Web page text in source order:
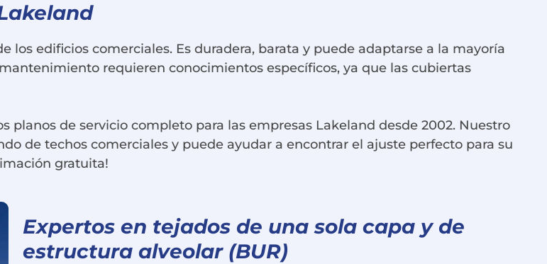
los edificios comerciales. Es duradera, barata y puede adaptarse a la mayoría
requieren conocimientos específicos, ya que las cubiertas
planos de servicio completo para las empresas Lakeland desde 2002. Nuestro
de techos comerciales y puede ayudar a encontrar el ajuste perfecto para su
gratuita!
Expertos en tejados de una sola capa y de
estructura alveolar (BUR)